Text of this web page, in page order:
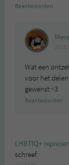
Beantwoorden
Wat een
voor het
gewenst <3
Beantwoorden
LHBTIQ+
schreef: